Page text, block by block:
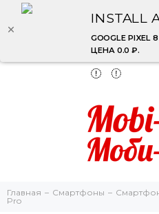
INSTALL
GOOGLE
ЦЕНА 0.0 ₽.
Главная Смартфоны
Pro